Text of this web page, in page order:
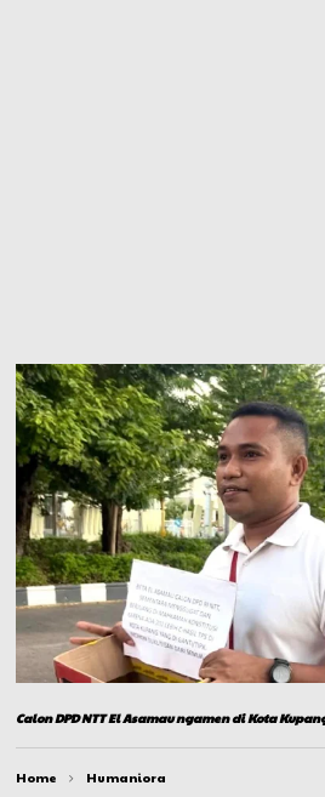
Calon DPD NTT El Asamau ngamen di Kota
Home Humaniora